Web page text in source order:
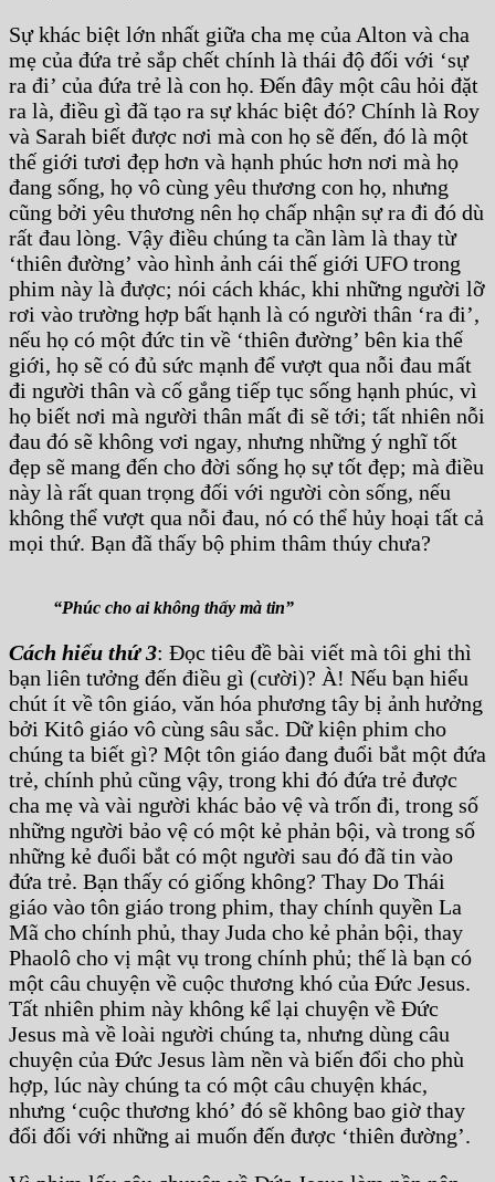
Sự khác biệt lớn nhất giữa cha mẹ của Alton và cha
mẹ của đứa trẻ sắp chết chính là thái độ đối với ‘sự
ra đi’ của đứa trẻ là con họ. Đến đây một câu hỏi đặt
ra là, điều gì đã tạo ra sự khác biệt đó? Chính là Roy
và Sarah biết được nơi mà con họ sẽ đến, đó là một
thế giới tươi đẹp hơn và hạnh phúc hơn nơi mà họ
đang sống, họ vô cùng yêu thương con họ, nhưng
cũng bởi yêu thương nên họ chấp nhận sự ra đi đó dù
rất đau lòng. Vậy điều chúng ta cần làm là thay từ
‘thiên đường’ vào hình ảnh cái thế giới UFO trong
phim này là được; nói cách khác, khi những người lỡ
rơi vào trường hợp bất hạnh là có người thân ‘ra đi’,
nếu họ có một đức tin về ‘thiên đường’ bên kia thế
giới, họ sẽ có đủ sức mạnh để vượt qua nỗi đau mất
đi người thân và cố gắng tiếp tục sống hạnh phúc, vì
họ biết nơi mà người thân mất đi sẽ tới; tất nhiên nỗi
đau đó sẽ không vơi ngay, nhưng những ý nghĩ tốt
đẹp sẽ mang đến cho đời sống họ sự tốt đẹp; mà điều
này là rất quan trọng đối với người còn sống, nếu
không thể vượt qua nỗi đau, nó có thể hủy hoại tất cả
mọi thứ. Bạn đã thấy bộ phim thâm thúy chưa?
“Phúc cho ai không thấy mà tin”
Cách hiểu thứ 3: Đọc tiêu đề bài viết mà tôi ghi thì
bạn liên tưởng đến điều gì (cười)? À! Nếu bạn hiểu
chút ít về tôn giáo, văn hóa phương tây bị ảnh hưởng
bởi Kitô giáo vô cùng sâu sắc. Dữ kiện phim cho
chúng ta biết gì? Một tôn giáo đang đuổi bắt một đứa
trẻ, chính phủ cũng vậy, trong khi đó đứa trẻ được
cha mẹ và vài người khác bảo vệ và trốn đi, trong số
những người bảo vệ có một kẻ phản bội, và trong số
những kẻ đuổi bắt có một người sau đó đã tin vào
đứa trẻ. Bạn thấy có giống không? Thay Do Thái
giáo vào tôn giáo trong phim, thay chính quyền La
Mã cho chính phủ, thay Juda cho kẻ phản bội, thay
Phaolô cho vị mật vụ trong chính phủ; thế là bạn có
một câu chuyện về cuộc thương khó của Đức Jesus.
Tất nhiên phim này không kể lại chuyện về Đức
Jesus mà về loài người chúng ta, nhưng dùng câu
chuyện của Đức Jesus làm nền và biến đổi cho phù
hợp, lúc này chúng ta có một câu chuyện khác,
nhưng ‘cuộc thương khó’ đó sẽ không bao giờ thay
đổi đối với những ai muốn đến được ‘thiên đường’.